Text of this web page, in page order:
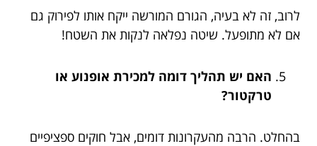
לרוב, זה לא בעיה, הגורם המורשה ייקח אותו לפירוק גם
אם לא מתופעל. שיטה נפלאה לנקות את השטח!
האם יש תהליך דומה למכירת אופנוע או
טרקטור?
בהחלט. הרבה מהעקרונות דומים, אבל חוקים ספציפיים